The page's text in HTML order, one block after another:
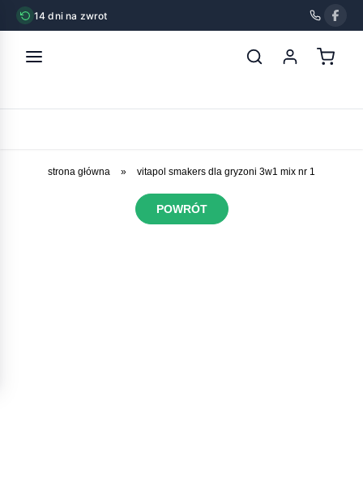
14 dni na zwrot
strona główna » vitapol smakers dla gryzoni 3w1 mix nr 1
POWRÓT